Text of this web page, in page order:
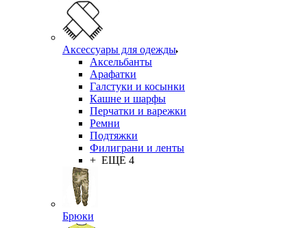
Аксессуары для одежды
Аксельбанты
Арафатки
Галстуки и косынки
Кашне и шарфы
Перчатки и варежки
Ремни
Подтяжки
Филиграни и ленты
+ ЕЩЕ 4
Брюки